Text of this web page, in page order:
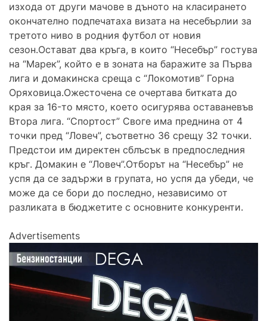
изхода от други мачове в дъното на класирането
окончателно подпечатаха визата на несебърлии за
третото ниво в родния футбол от новия
сезон.Остават два кръга, в които “Несебър” гостува
на “Марек”, който е в зоната на баражите за Първа
лига и домакинска среща с “Локомотив” Горна
Оряховица.Ожесточена се очертава битката до
края за 16-то място, което осигурява оставаневъв
Втора лига. “Спортост” Своге има преднина от 4
точки пред “Ловеч”, съответно 36 срещу 32 точки.
Предстои им директен сблъсък в предпоследния
кръг. Домакин е “Ловеч”.Отборът на “Несебър” не
успя да се задържи в групата, но успя да убеди, че
може да се бори до последно, независимо от
разликата в бюджетите с основните конкуренти.
Advertisements